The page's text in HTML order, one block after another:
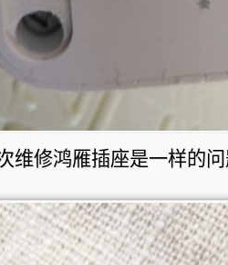
维修鸿雁插座是一样的